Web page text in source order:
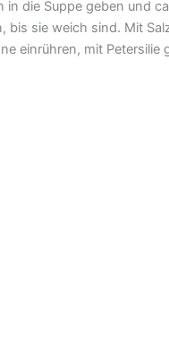
in die Suppe geben und
bis sie weich sind. Mit
einrühren, mit Petersilie